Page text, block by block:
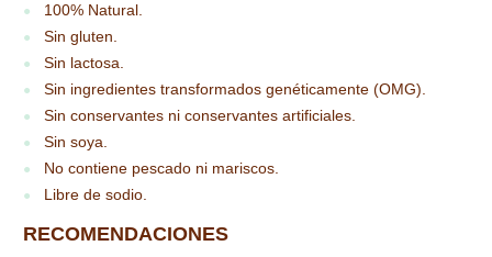
● 100% Natural.
● Sin gluten.
● Sin lactosa.
● Sin ingredientes transformados genéticamente (OMG).
● Sin conservantes ni conservantes artificiales.
● Sin soya.
● No contiene pescado ni mariscos.
● Libre de sodio.
RECOMENDACIONES